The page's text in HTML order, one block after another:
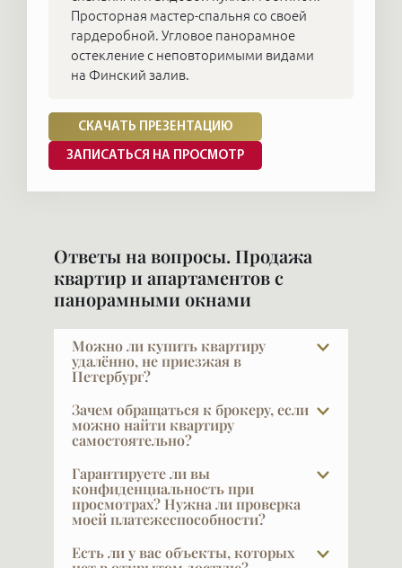
Просторная мастер-спальня со своей
гардеробной. Угловое панорамное
остекление c неповторимыми видами
на Финский залив.
СКАЧАТЬ ПРЕЗЕНТАЦИЮ
ЗАПИСАТЬСЯ НА ПРОСМОТР
Ответы на вопросы. Продажа
квартир и апартаментов с
панорамными окнами
Можно ли купить квартиру
удалённо, не приезжая в
Петербург?
Да, мы регулярно работаем с
покупателями из разных городов. И
Москвы и Челябинска, Воркуты, Саха-
видеопоказы, готовим подробную
презентацию и сопровождаем сделку
дистанционно — вплоть до подписания
покупаются квартиры в новых домах, где
Зачем обращаться к брокеру, если
можно найти квартиру
самостоятельно?
Показательный факт: строительные
компании продают через брокеров 50–
75% квартир. Мы сами не всегда
понимаем, почему так много, — но
причина та же, с которой сталкивается
любой покупатель: на него несется
Гарантируете ли вы
конфиденциальность при
просмотрах? Нужна ли проверка
моей платежеспособности?
VIPFLAT 20 лет работает с VIP-клиентами.
Они часто закрыты и не публичны — мы
Есть ли у вас объекты, которых